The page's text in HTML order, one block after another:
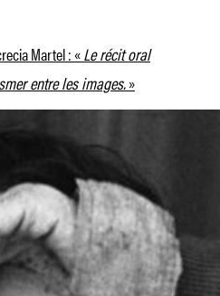
Martel : «Le récit oral
entre les images.»